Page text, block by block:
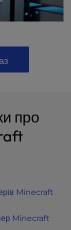
про
Minecraft
Minecraft